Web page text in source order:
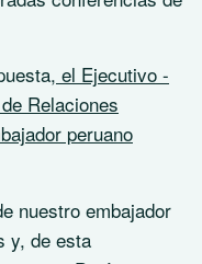
el Ejecutivo -
Relaciones
peruano
nuestro embajador
y, de esta